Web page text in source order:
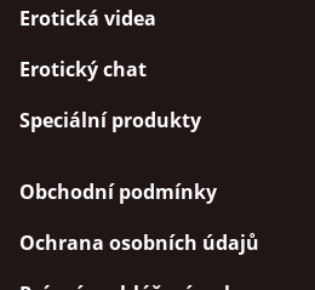
Erotická videa
Erotický chat
Speciální produkty
Obchodní podmínky
Ochrana osobních údajů